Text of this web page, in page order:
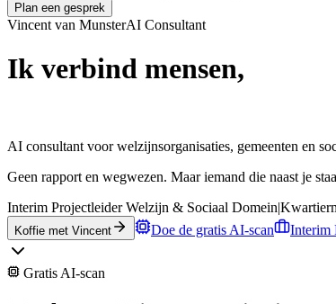
Plan een gesprek
Vincent van MunsterAI Consultant
Ik verbind mensen,
AI consultant voor welzijnsorganisaties, gemeenten en
Geen rapport en wegwezen. Maar iemand die naast je
Interim Projectleider Welzijn & Sociaal Domein|
Koffie met Vincent Doe de gratis AI-scan Interim
Gratis AI-scan